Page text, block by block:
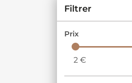
Filtrer
Prix
2 €